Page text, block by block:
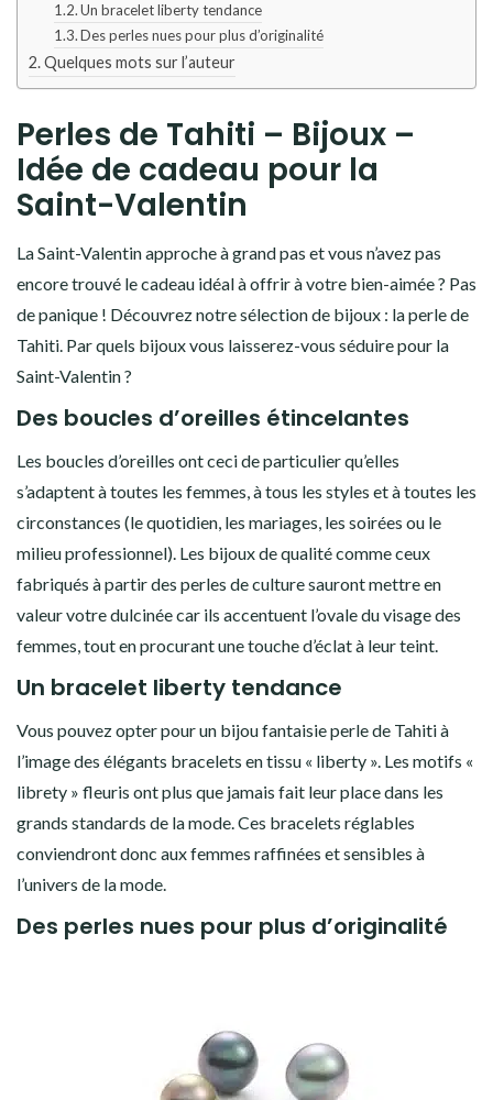
Un bracelet liberty tendance
Des perles nues pour plus d’originalité
Quelques mots sur l’auteur
Perles de Tahiti – Bijoux –
Idée de cadeau pour la
Saint-Valentin
La Saint-Valentin approche à grand pas et vous n’avez pas
encore trouvé le cadeau idéal à offrir à votre bien-aimée ? Pas
de panique ! Découvrez notre sélection de bijoux : la perle de
Tahiti. Par quels bijoux vous laisserez-vous séduire pour la
Saint-Valentin ?
Des boucles d’oreilles étincelantes
Les boucles d’oreilles ont ceci de particulier qu’elles
s’adaptent à toutes les femmes, à tous les styles et à toutes les
circonstances (le quotidien, les mariages, les soirées ou le
milieu professionnel). Les bijoux de qualité comme ceux
fabriqués à partir des perles de culture sauront mettre en
valeur votre dulcinée car ils accentuent l’ovale du visage des
femmes, tout en procurant une touche d’éclat à leur teint.
Un bracelet liberty tendance
Vous pouvez opter pour un bijou fantaisie perle de Tahiti à
l’image des élégants bracelets en tissu « liberty ». Les motifs «
librety » fleuris ont plus que jamais fait leur place dans les
grands standards de la mode. Ces bracelets réglables
conviendront donc aux femmes raffinées et sensibles à
l’univers de la mode.
Des perles nues pour plus d’originalité